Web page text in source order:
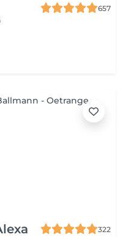
657
322